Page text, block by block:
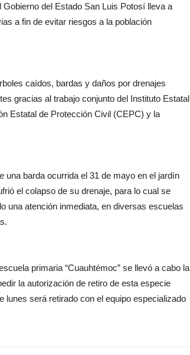
del Estado San Luis Potosí lleva a
a fin de evitar riesgos a la población
caídos, bardas y daños por drenajes
gracias al trabajo conjunto del Instituto Estatal
Estatal de Protección Civil (CEPC) y la
una barda ocurrida el 31 de mayo en el jardín
el colapso de su drenaje, para lo cual se
una atención inmediata, en diversas escuelas
primaria “Cuauhtémoc” se llevó a cabo la
la autorización de retiro de esta especie
lunes será retirado con el equipo especializado